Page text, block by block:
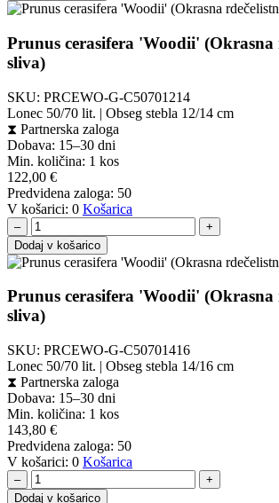
Prunus cerasifera 'Woodii' (Okrasna
sliva)
SKU: PRCEWO-G-C50701214
Lonec 50/70 lit. | Obseg stebla 12/14 cm
⧗ Partnerska zaloga
Dobava: 15–30 dni
Min. količina: 1 kos
122,00 €
Predvidena zaloga: 50
V košarici: 0 Košarica
–
+
Dodaj v košarico
Prunus cerasifera 'Woodii' (Okrasna
sliva)
SKU: PRCEWO-G-C50701416
Lonec 50/70 lit. | Obseg stebla 14/16 cm
⧗ Partnerska zaloga
Dobava: 15–30 dni
Min. količina: 1 kos
143,80 €
Predvidena zaloga: 50
V košarici: 0 Košarica
–
+
Dodaj v košarico